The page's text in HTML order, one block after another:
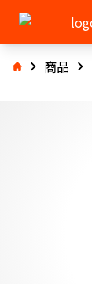
商品